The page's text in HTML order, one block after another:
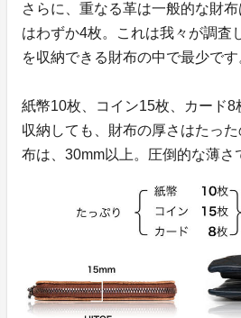
さらに、重なる革は一般的な財
はわずか4枚。これは我々が調査
を収納できる財布の中で最少です
紙幣10枚、コイン15枚、カード8
収納しても、財布の厚さはたっ
布は、30mm以上。圧倒的な薄さ